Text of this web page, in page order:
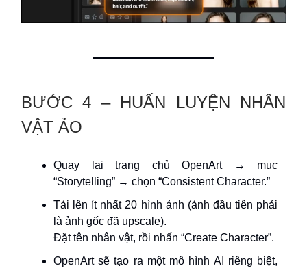
BƯỚC 4 – HUẤN LUYỆN NHÂN
VẬT ẢO
Quay lại trang chủ OpenArt → mục
“Storytelling” → chọn “Consistent Character.”
Tải lên ít nhất 20 hình ảnh (ảnh đầu tiên phải
là ảnh gốc đã upscale).
Đặt tên nhân vật, rồi nhấn “Create Character”.
OpenArt sẽ tạo ra một mô hình AI riêng biệt,